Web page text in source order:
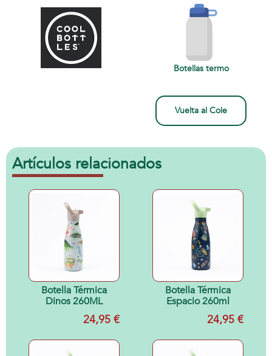
Botellas termo
Vuelta al Cole
Artículos relacionados
Botella Térmica
Dinos 260ML
24,95 €
Botella Térmica
Espacio 260ml
24,95 €